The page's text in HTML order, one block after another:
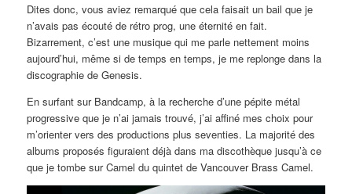
Dites donc, vous aviez remarqué que cela faisait un bail que je
n’avais pas écouté de rétro prog, une éternité en fait.
Bizarrement, c’est une musique qui me parle nettement moins
aujourd’hui, même si de temps en temps, je me replonge dans la
discographie de Genesis.
En surfant sur Bandcamp, à la recherche d’une pépite métal
progressive que je n’ai jamais trouvé, j’ai affiné mes choix pour
m’orienter vers des productions plus seventies. La majorité des
albums proposés figuraient déjà dans ma discothèque jusqu’à ce
que je tombe sur Camel du quintet de Vancouver Brass Camel.